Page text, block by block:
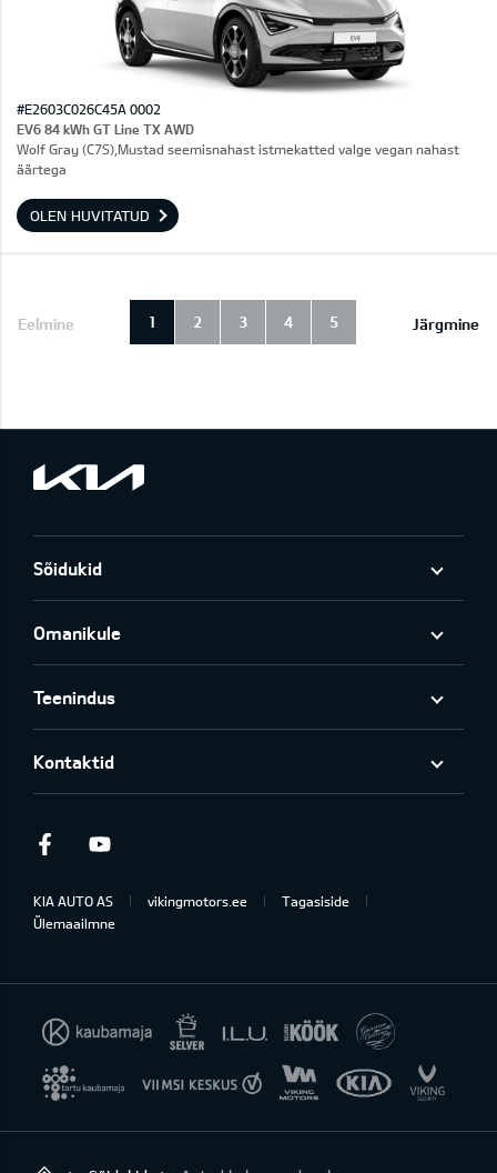
#E2603C026C45A 0002
EV6 84 kWh GT Line TX AWD
Wolf Gray (C7S),Mustad seemisnahast istmekatted valge vegan nahast
äärtega
OLEN HUVITATUD
Eelmine Järgmine
1 2 3 4 5
Sõidukid
Omanikule
Teenindus
Kontaktid
Facebook
KIA AUTO AS vikingmotors.ee
Tagasiside
Ülemaailmne